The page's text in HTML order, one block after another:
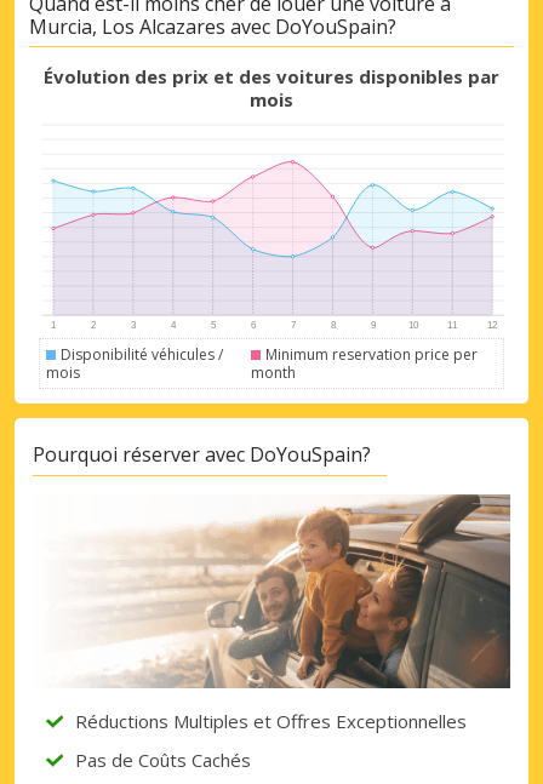
Promotions spéciales
Accédez à toutes vos réservations en un
seul endroit
Se connecter avec eLink
Murcia, Los Alcazares avec DoYouSpain?
Évolution des prix et des voitures disponibles par
mois
Disponibilité véhicules /
mois
Minimum reservation price per
month
Pourquoi réserver avec DoYouSpain?
Réductions Multiples et Offres Exceptionnelles
Pas de Coûts Cachés